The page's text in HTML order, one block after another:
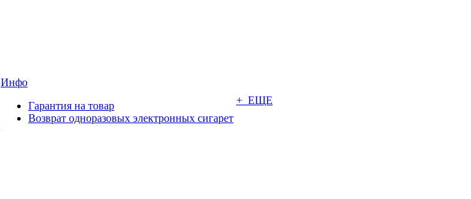
Инфо
Гарантия на товар
Возврат одноразовых электронных сигарет
+ ЕЩЕ